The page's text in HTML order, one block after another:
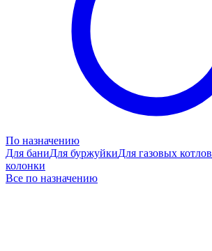
По назначению
Для баниДля буржуйкиДля газовых котлов
колонки
Все по назначению